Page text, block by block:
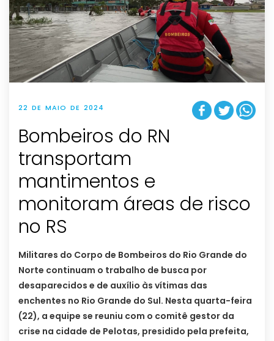
22 DE MAIO DE 2024
Bombeiros do RN
transportam
mantimentos e
monitoram áreas de risco
no RS
Militares do Corpo de Bombeiros do Rio Grande do
Norte continuam o trabalho de busca por
desaparecidos e de auxílio às vítimas das
enchentes no Rio Grande do Sul. Nesta quarta-feira
(22), a equipe se reuniu com o comitê gestor da
crise na cidade de Pelotas, presidido pela prefeita,